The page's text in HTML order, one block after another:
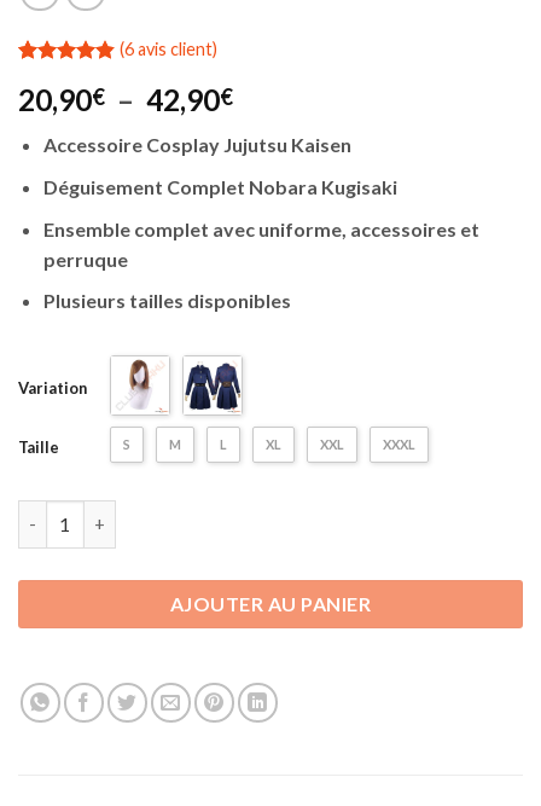
sur 5 basé
sur
notations
client
(6avis client)
20,90€ – 42,90€Plage
prix :
20,90€
42,90€
Accessoire Cosplay Jujutsu Kaisen
Déguisement Complet Nobara Kugisaki
Ensemble complet avec uniforme, accessoires et
perruque
Plusieurs tailles disponibles
Variation
Taille S M L XL XXL XXXL
AJOUTER AU PANIER